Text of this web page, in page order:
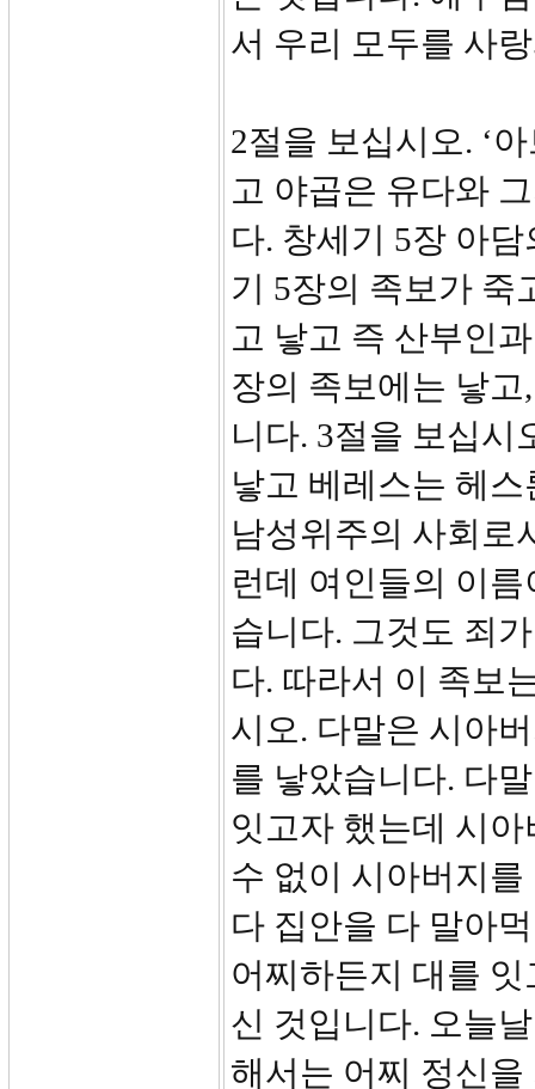
서 우리 모두를 사
2절을 보십시오. ‘
고 야곱은 유다와
다. 창세기 5장 아
기 5장의 족보가 죽
고 낳고 즉 산부인
장의 족보에는 낳
니다. 3절을 보십시
낳고 베레스는 헤
남성위주의 사회로
런데 여인들의 이
습니다. 그것도 죄
다. 따라서 이 족보
시오. 다말은 시아
를 낳았습니다. 다
잇고자 했는데 시
수 없이 시아버지
다 집안을 다 말아
어찌하든지 대를
신 것입니다. 오늘
해서는 어찌 정신